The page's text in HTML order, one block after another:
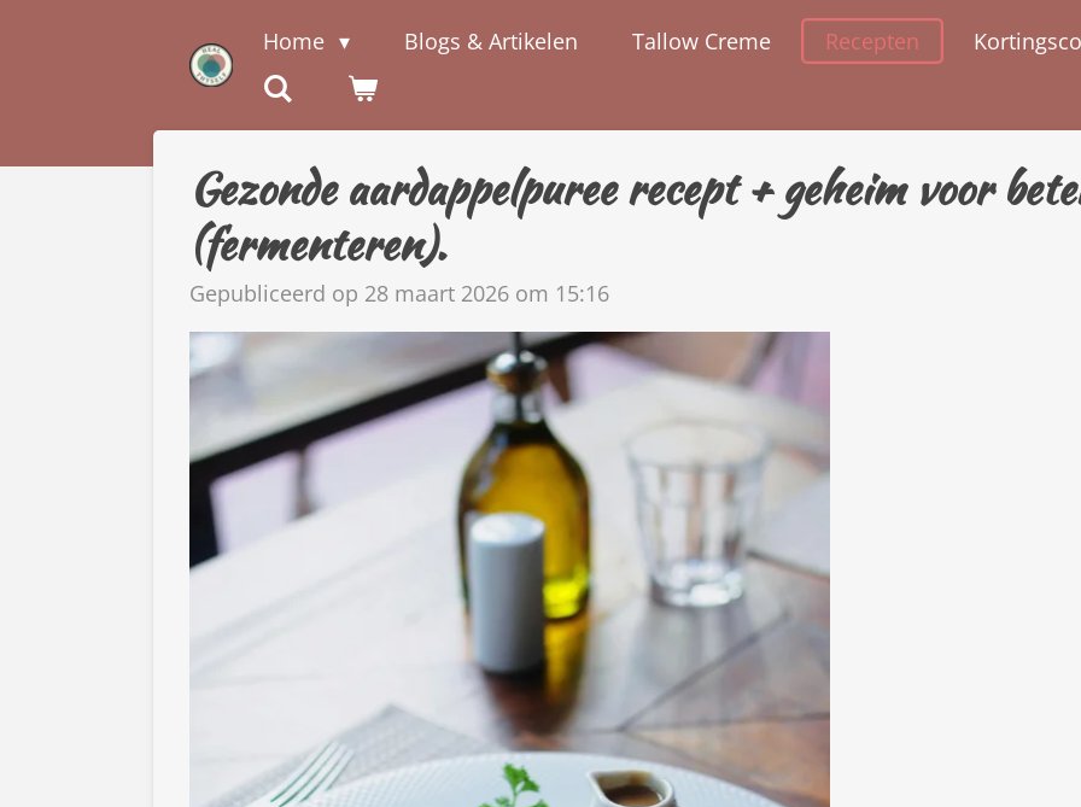
hoofdinhoud
Home Blogs & Artikelen Tallow Creme Recepten
Gezonde aardappelpuree recept + geheim voor
(fermenteren).
Gepubliceerd op 28 maart 2026 om 15:16